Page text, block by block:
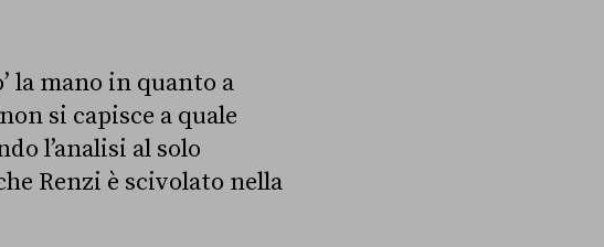
la mano in quanto a
si capisce a quale
l’analisi al solo
Renzi è scivolato nella